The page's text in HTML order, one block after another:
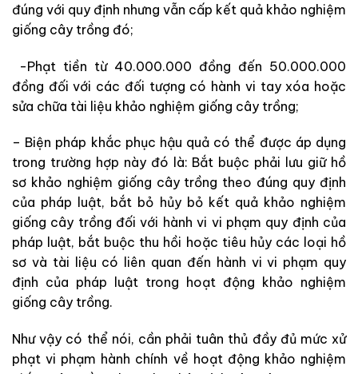
đúng với quy định nhưng vẫn cấp kết quả khảo nghiệm
giống cây trồng đó;
-Phạt tiền từ 40.000.000 đồng đến 50.000.000
đồng đối với các đối tượng có hành vi tay xóa hoặc
sửa chữa tài liệu khảo nghiệm giống cây trồng;
– Biện pháp khắc phục hậu quả có thể được áp dụng
trong trường hợp này đó là: Bắt buộc phải lưu giữ hồ
sơ khảo nghiệm giống cây trồng theo đúng quy định
của pháp luật, bắt bỏ hủy bỏ kết quả khảo nghiệm
giống cây trồng đối với hành vi vi phạm quy định của
pháp luật, bắt buộc thu hồi hoặc tiêu hủy các loại hồ
sơ và tài liệu có liên quan đến hành vi vi phạm quy
định của pháp luật trong hoạt động khảo nghiệm
giống cây trồng.
Như vậy có thể nói, cần phải tuân thủ đầy đủ mức xử
phạt vi phạm hành chính về hoạt động khảo nghiệm